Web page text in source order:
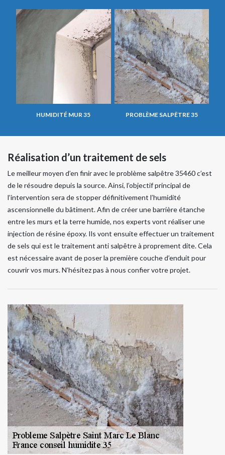
HUMIDITÉ MUR 35 PROBLÈME SALPÊTRE 35
Réalisation d’un traitement de sels
Le meilleur moyen d’en finir avec le problème salpêtre 35460 c’est
de le résoudre depuis la source. Ainsi, l’objectif principal de
l’intervention sera de stopper définitivement l’humidité
ascensionnelle du bâtiment. Afin de créer une barrière étanche
entre les murs et la terre humide, nos experts vont réaliser une
injection de résine époxy. Ils vont ensuite effectuer un traitement
de sels qui est le traitement anti salpêtre à proprement dite. Cela
est nécessaire avant de poser la première couche d’enduit pour
couvrir vos murs. N’hésitez pas à nous confier votre projet.